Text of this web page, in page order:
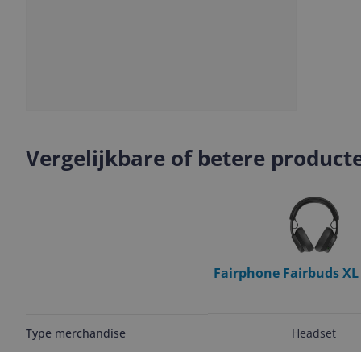
Vergelijkbare of betere
Type merchandise
Fairphone Fairbuds
Headset